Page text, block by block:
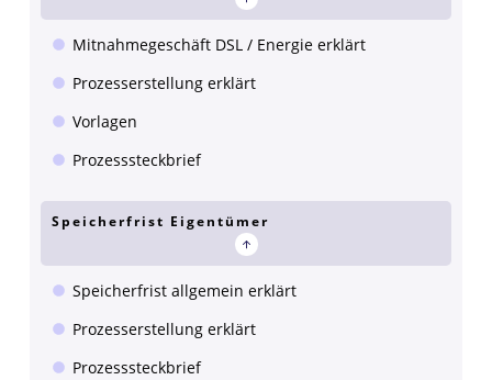
Mitnahmegeschäft DSL / Energie erklärt
Prozesserstellung erklärt
Vorlagen
Prozesssteckbrief
Speicherfrist Eigentümer
Speicherfrist allgemein erklärt
Prozesserstellung erklärt
Prozesssteckbrief